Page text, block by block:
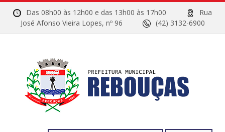
Das 08h00 às 12h00 e das 13h00 às 17h00
Rua
José Afonso Vieira Lopes, nº 96
(42) 3132-6900